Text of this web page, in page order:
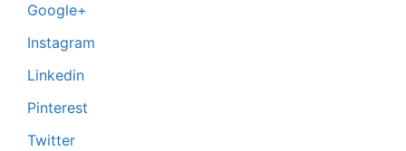
Google+
Instagram
Linkedin
Pinterest
Twitter